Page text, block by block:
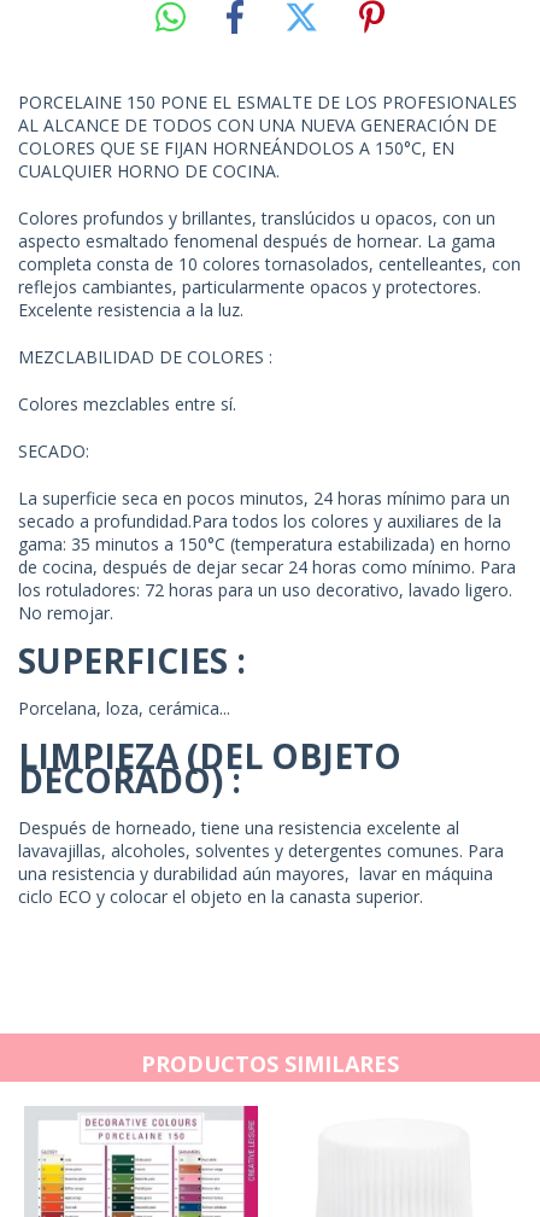
PORCELAINE 150 PONE EL ESMALTE DE LOS PROFESIONALES
AL ALCANCE DE TODOS CON UNA NUEVA GENERACIÓN DE
COLORES QUE SE FIJAN HORNEÁNDOLOS A 150°C, EN
CUALQUIER HORNO DE COCINA.
Colores profundos y brillantes, translúcidos u opacos, con un
aspecto esmaltado fenomenal después de hornear. La gama
completa consta de 10 colores tornasolados, centelleantes, con
reflejos cambiantes, particularmente opacos y protectores.
Excelente resistencia a la luz.
MEZCLABILIDAD DE COLORES :
Colores mezclables entre sí.
SECADO:
La superficie seca en pocos minutos, 24 horas mínimo para un
secado a profundidad.Para todos los colores y auxiliares de la
gama: 35 minutos a 150°C (temperatura estabilizada) en horno
de cocina, después de dejar secar 24 horas como mínimo. Para
los rotuladores: 72 horas para un uso decorativo, lavado ligero.
No remojar.
SUPERFICIES :
Porcelana, loza, cerámica...
LIMPIEZA (DEL OBJETO
DECORADO) :
Después de horneado, tiene una resistencia excelente al
lavavajillas, alcoholes, solventes y detergentes comunes. Para
una resistencia y durabilidad aún mayores, lavar en máquina
ciclo ECO y colocar el objeto en la canasta superior.
PRODUCTOS SIMILARES